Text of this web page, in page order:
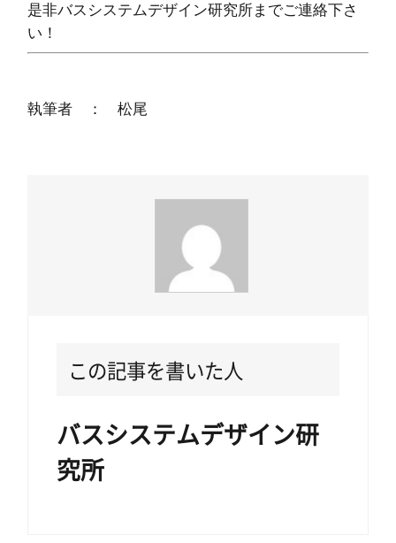
是非バスシステムデザイン研究所までご連絡下さ
い！
執筆者 ： 松尾
この記事を書いた人
バスシステムデザイン研
究所